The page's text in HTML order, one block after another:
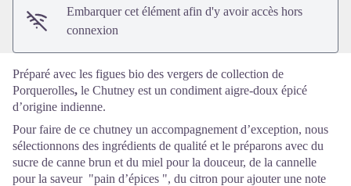
Embarquer cet élément afin d'y avoir accès hors
connexion
Préparé avec les figues bio des vergers de collection de
Porquerolles, le Chutney est un condiment aigre-doux épicé
d’origine indienne.
Pour faire de ce chutney un accompagnement d’exception, nous
sélectionnons des ingrédients de qualité et le préparons avec du
sucre de canne brun et du miel pour la douceur, de la cannelle
pour la saveur "pain d’épices ", du citron pour ajouter une note